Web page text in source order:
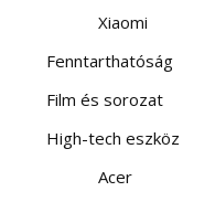
Xiaomi
Fenntarthatóság
Film és sorozat
High-tech eszköz
Acer